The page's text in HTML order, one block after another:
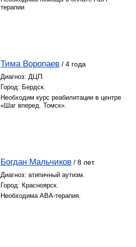
терапии
Тима Воропаев / 4 года
Диагноз: ДЦП.
Город: Бердск.
Необходим курс реабилитации в центре
«Шаг вперед. Томск».
Богдан Мальчиков / 8 лет
Диагноз: атипичный аутизм.
Город: Красноярск.
Необходима АВА-терапия.